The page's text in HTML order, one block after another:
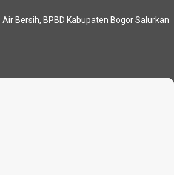
Bersih, BPBD Kabupaten Bogor Salurkan